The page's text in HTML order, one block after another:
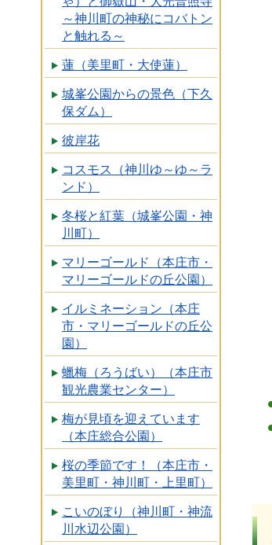
～神川町の神秘にコバトン
と触れる～
蓮（美里町・大使蓮）
城峯公園からの景色（下久
保ダム）
彼岸花
コスモス（神川ゆ～ゆ～ラ
ンド）
冬桜と紅葉（城峯公園・神
川町）
マリーゴールド（本庄市・
マリーゴールドの丘公園）
イルミネーション（本庄
市・マリーゴールドの丘公
園）
蠟梅（ろうばい）（本庄市
観光農業センター）
梅が見頃を迎えています
（本庄総合公園）
桜の季節です！（本庄市・
美里町・神川町・上里町）
こいのぼり（神川町・神流
川水辺公園）